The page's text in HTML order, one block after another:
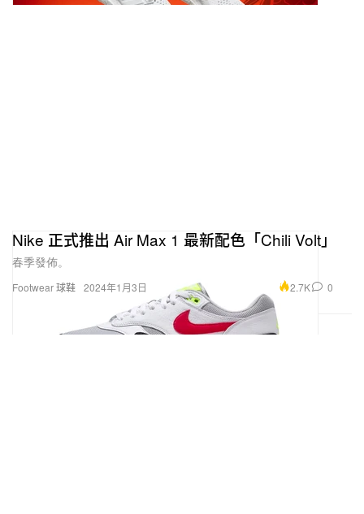
Footwear 球鞋
Nike 正式推出 Air Max 1 最新配色「Chili Volt」
春季發佈。
2024年1月3日 2.7K 0